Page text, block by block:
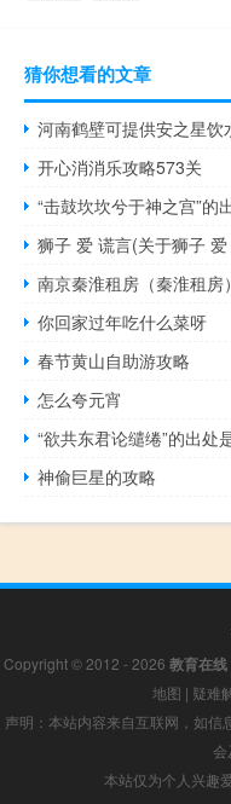
猜你想看的文章
河南鹤壁可提供安之星
开心消消乐攻略573关
“击鼓坎坎兮于神之宫”的
狮子 爱 谎言(关于狮子
南京秦淮租房（秦淮租房）
你回家过年吃什么菜呀
春节黄山自助游攻略
怎么夸元宵
“欲共东君论缱绻”的出处
神偷巨星的攻略
Copyright © 2012 - 2026 教育在线
地图 | 疑难
声明：本站内容来自互联网，如
本站仅为个人兴趣